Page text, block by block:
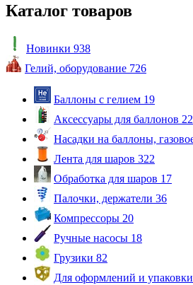
Каталог товаров
Новинки 938
Гелий, оборудование 726
Баллоны с гелием 19
Аксессуары для баллонов 22
Насадки на баллоны,
Лента для шаров 322
Обработка для шаров 17
Палочки, держатели 36
Компрессоры 20
Ручные насосы 18
Грузики 82
Для оформлений и упаковки